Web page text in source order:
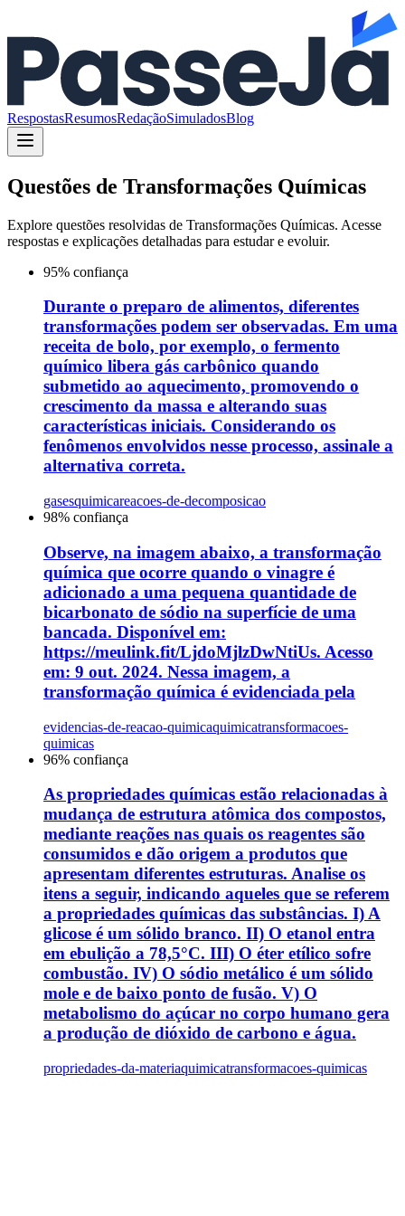
RespostasResumosRedaçãoSimuladosBlog
Questões de Transformações Químicas
Explore questões resolvidas de Transformações Químicas. Acesse
respostas e explicações detalhadas para estudar e evoluir.
95% confiança
Durante o preparo de alimentos, diferentes
transformações podem ser observadas. Em uma
receita de bolo, por exemplo, o fermento
químico libera gás carbônico quando
submetido ao aquecimento, promovendo o
crescimento da massa e alterando suas
características iniciais. Considerando os
fenômenos envolvidos nesse processo, assinale a
alternativa correta.
gasesquimicareacoes-de-decomposicao
98% confiança
Observe, na imagem abaixo, a transformação
química que ocorre quando o vinagre é
adicionado a uma pequena quantidade de
bicarbonato de sódio na superfície de uma
bancada. Disponível em:
https://meulink.fit/LjdoMjlzDwNtiUs. Acesso
em: 9 out. 2024. Nessa imagem, a
transformação química é evidenciada pela
evidencias-de-reacao-quimicaquimicatransformacoes-
quimicas
96% confiança
As propriedades químicas estão relacionadas à
mudança de estrutura atômica dos compostos,
mediante reações nas quais os reagentes são
consumidos e dão origem a produtos que
apresentam diferentes estruturas. Analise os
itens a seguir, indicando aqueles que se referem
a propriedades químicas das substâncias. I) A
glicose é um sólido branco. II) O etanol entra
em ebulição a 78,5°C. III) O éter etílico sofre
combustão. IV) O sódio metálico é um sólido
mole e de baixo ponto de fusão. V) O
metabolismo do açúcar no corpo humano gera
a produção de dióxido de carbono e água.
propriedades-da-materiaquimicatransformacoes-quimicas